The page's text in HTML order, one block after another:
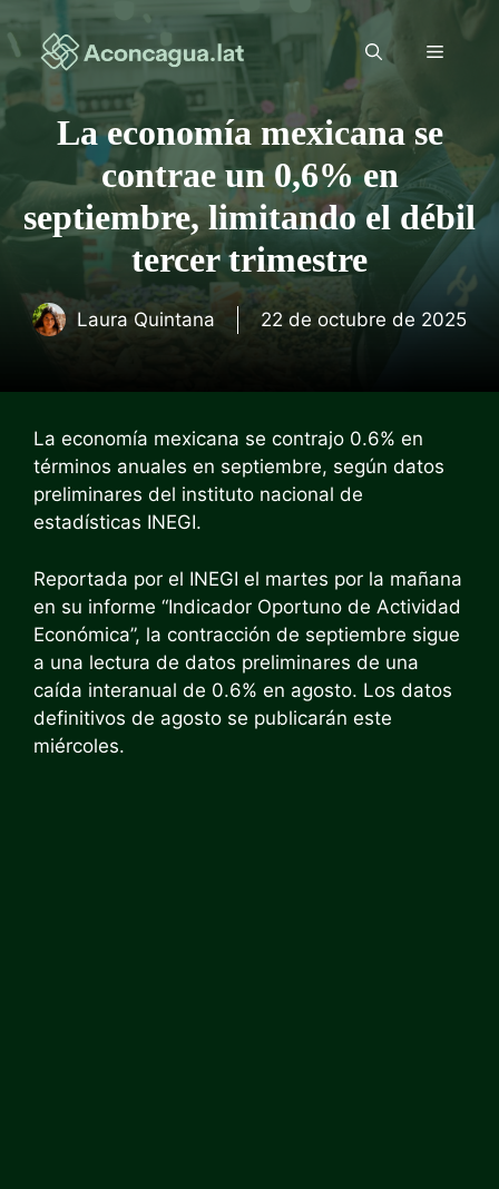
al
contenido
Menú
La economía mexicana se
contrae un 0,6% en
septiembre, limitando el débil
tercer trimestre
Laura Quintana 22 de octubre de 2025
La economía mexicana se contrajo 0.6% en
términos anuales en septiembre, según datos
preliminares del instituto nacional de
estadísticas INEGI.
Reportada por el INEGI el martes por la mañana
en su informe “Indicador Oportuno de Actividad
Económica”, la contracción de septiembre sigue
a una lectura de datos preliminares de una
caída interanual de 0.6% en agosto. Los datos
definitivos de agosto se publicarán este
miércoles.